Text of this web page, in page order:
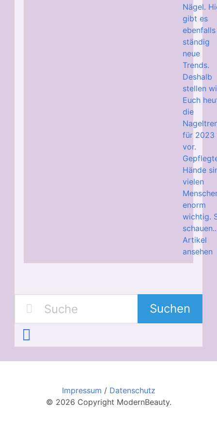
Nägel.
gibt es
ebenfalls
ständig
neue
Trends.
Deshalb
stellen
Euch
die
für 2023
vor.
Hände
vielen
enorm
wichtig.
Artikel
ansehen
Suchen
Impressum / Datenschutz
© 2026 Copyright ModernBeauty.